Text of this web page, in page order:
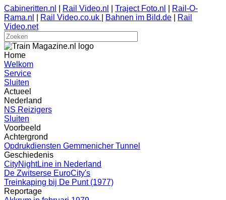
Cabineritten.nl Rail Video.nl Traject Foto.nl
Rail-O-
Rama.nl
Rail Video.co.uk Bahnen im Bild.de
Rail
Video.net
Home
Welkom
Service
Sluiten
Actueel
Nederland
NS Reizigers
Sluiten
Voorbeeld
Achtergrond
Opdrukdiensten Gemmenicher Tunnel
Geschiedenis
CityNightLine in Nederland
De Zwitserse EuroCity's
Treinkaping bij De Punt (1977)
Reportage